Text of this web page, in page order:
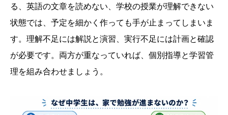
る、英語の文章を読めない、学校の授業が理解できない
状態では、予定を細かく作っても手が止まってしまいま
す。理解不足には解説と演習、実行不足には計画と確認
が必要です。両方が重なっていれば、個別指導と学習管
理を組み合わせましょう。